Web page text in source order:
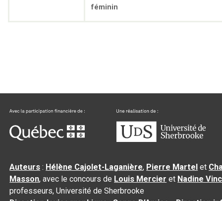
féminin
Auteurs : Hélène Cajolet-Laganière, Pierre Martel et
Masson, avec le concours de Louis Mercier et Nadine
professeurs, Université de Sherbrooke